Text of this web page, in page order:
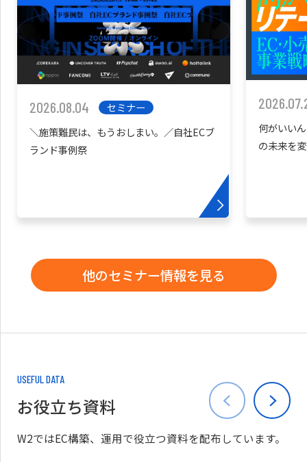
2026.08.04
セミナー
＼施策難民は、もうおしまい。／自社ECブ
ランド事例祭
何がいい
の未来を
他のセミナー情報を見る
USEFUL DATA
お役立ち資料
W2ではEC構築、運用で役立つ資料を配布しています。